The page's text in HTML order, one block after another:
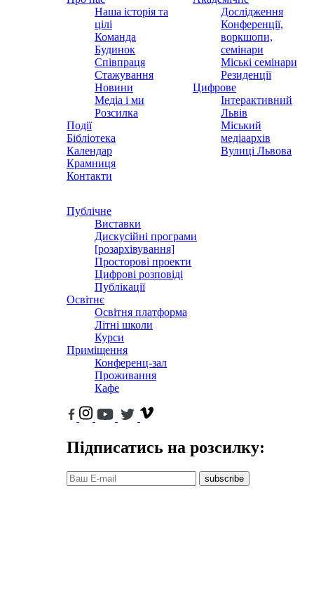
Наша історія та
цілі
Команда
Будинок
Співпраця
Стажування
Новини
Медіа і ми
Розсилка
Події
Бібліотека
Календар
Крамниця
Контакти
Дослідження
Конференції,
воркшопи,
семінари
Міські семінари
Резиденції
Цифрове
Інтерактивний
Львів
Міський
медіаархів
Вулиці Львова
Публічне
Виставки
Дискусійні програми
[розархівування]
Просторові проекти
Цифрові розповіді
Публікації
Освітнє
Освітня платформа
Літні школи
Курси
Приміщення
Конференц-зал
Проживання
Кафе
Підписатись на розсилку:
subscribe